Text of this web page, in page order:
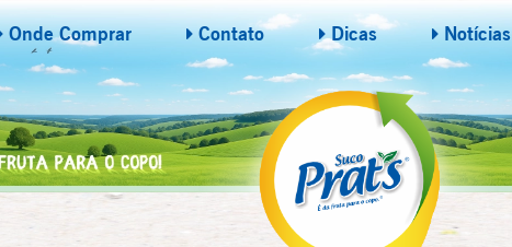
Onde Comprar Contato Dicas Notícias